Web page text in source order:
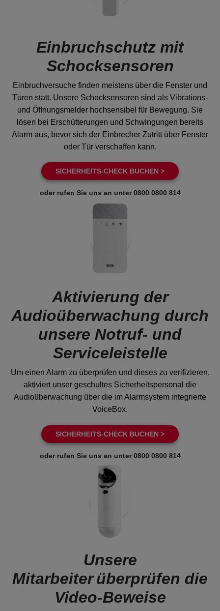
Einbruchschutz mit
Schocksensoren
Einbruchversuche finden meistens über die Fenster und
Türen statt. Unsere Schocksensoren sind als Vibrations-
und Öffnungsmelder hochsensibel für Bewegung. Sie
lösen bei Erschütterungen und Schwingungen bereits
Alarm aus, bevor sich der Einbrecher Zutritt über Fenster
oder Tür verschaffen kann.
SICHERHEITS-CHECK BUCHEN >
oder rufen Sie uns an unter 0800 0800 814
Aktivierung der
Audioüberwachung durch
unsere Notruf- und
Serviceleistelle
Um einen Alarm zu überprüfen und dieses zu verifizieren,
aktiviert unser geschultes Sicherheitspersonal die
Audioüberwachung über die im Alarmsystem integrierte
VoiceBox.
SICHERHEITS-CHECK BUCHEN >
oder rufen Sie uns an unter 0800 0800 814
Unsere
Mitarbeiter überprüfen die
Video-Beweise